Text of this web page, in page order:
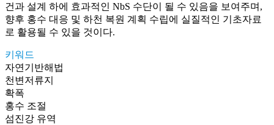
건과 설계 하에 효과적인 NbS 수단이 될 수 있음을 보여주며,
향후 홍수 대응 및 하천 복원 계획 수립에 실질적인 기초자료
로 활용될 수 있을 것이다.
키워드
자연기반해법
천변저류지
확폭
홍수 조절
섬진강 유역